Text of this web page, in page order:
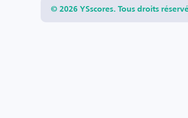
© 2026 YSscores. Tous droits